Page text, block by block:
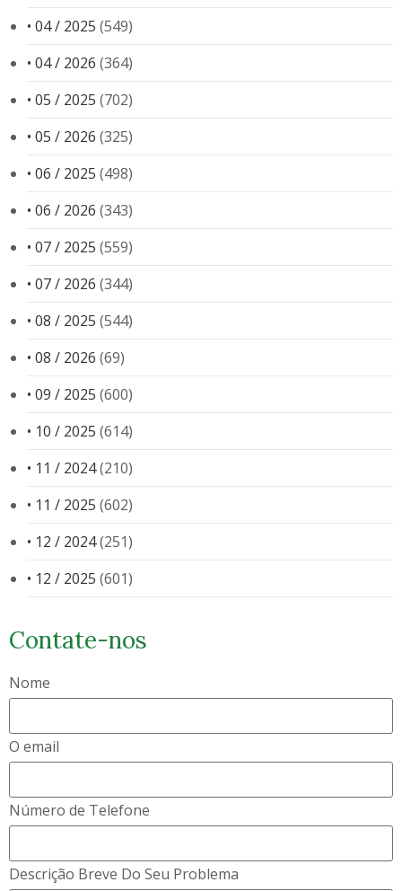
• 04 / 2025 (549)
• 04 / 2026 (364)
• 05 / 2025 (702)
• 05 / 2026 (325)
• 06 / 2025 (498)
• 06 / 2026 (343)
• 07 / 2025 (559)
• 07 / 2026 (344)
• 08 / 2025 (544)
• 08 / 2026 (69)
• 09 / 2025 (600)
• 10 / 2025 (614)
• 11 / 2024(210)
• 11 / 2025 (602)
• 12 / 2024(251)
• 12 / 2025 (601)
Contate-nos
Nome
O email
Número de Telefone
Descrição Breve Do Seu Problema